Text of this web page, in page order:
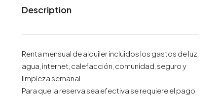
Description
Renta mensual de alquiler incluidos los gastos de luz,
agua, internet, calefacción, comunidad, seguro y
limpieza semanal
Para que la reserva sea efectiva se requiere el pago